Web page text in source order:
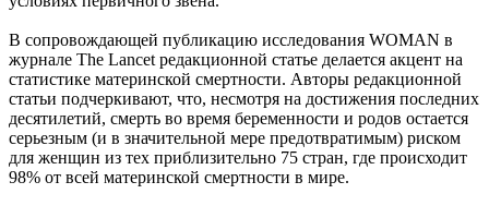
В сопровождающей публикацию исследования WOMAN в
журнале The Lancet редакционной статье делается акцент на
статистике материнской смертности. Авторы редакционной
статьи подчеркивают, что, несмотря на достижения последних
десятилетий, смерть во время беременности и родов остается
серьезным (и в значительной мере предотвратимым) риском
для женщин из тех приблизительно 75 стран, где происходит
98% от всей материнской смертности в мире.